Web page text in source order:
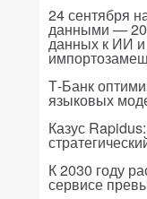
24 сентября
данными —
данных к ИИ
Т-Банк
языковых
Казус
К 2030 году
сервисе